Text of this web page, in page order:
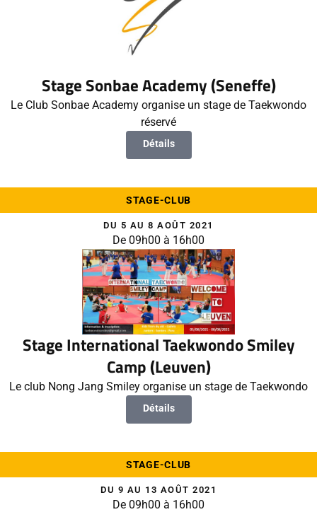
Stage Sonbae Academy (Seneffe)
Le Club Sonbae Academy organise un stage de Taekwondo
réservé
Détails
STAGE-CLUB
DU 5 AU 8 AOÛT 2021
De 09h00 à 16h00
Stage International Taekwondo Smiley
Camp (Leuven)
Le club Nong Jang Smiley organise un stage de Taekwondo
Détails
STAGE-CLUB
DU 9 AU 13 AOÛT 2021
De 09h00 à 16h00